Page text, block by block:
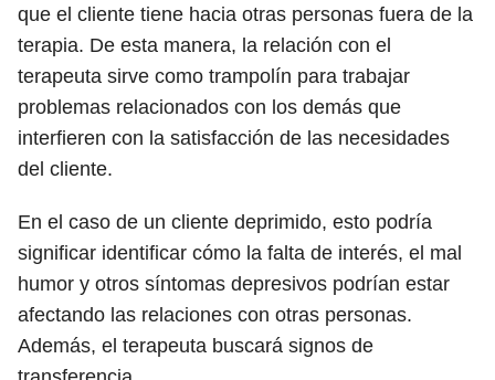
que el cliente tiene hacia otras personas fuera de la
terapia. De esta manera, la relación con el
terapeuta sirve como trampolín para trabajar
problemas relacionados con los demás que
interfieren con la satisfacción de las necesidades
del cliente.
En el caso de un cliente deprimido, esto podría
significar identificar cómo la falta de interés, el mal
humor y otros síntomas depresivos podrían estar
afectando las relaciones con otras personas.
Además, el terapeuta buscará signos de